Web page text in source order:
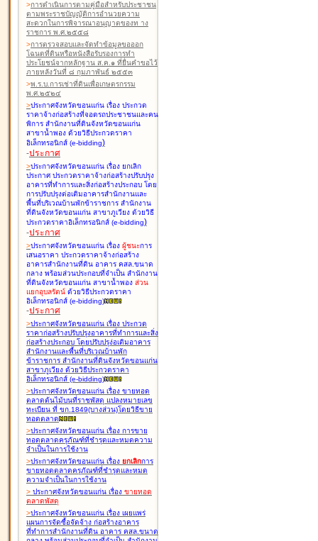
>การดำเนินการตามคู่มือสำหรับประชาชน
ตามพระราชบัญญัติการอำนวยความ
สะดวกในการพิจารณาอนุญาตของท าง
ราชการ พ.ศ.๒๕๕๘
>การตรวจสอบและจัดทำข้อมูลขอออก
โฉนดที่ดินหรือหนังสือรับรองการทำ
ประโยชน์จากหลักฐาน ส.ค.๑ ที่ยื่นคำขอไว้
ภายหลังวันที่ ๘ กุมภาพันธ์ ๒๕๕๓
>พ.ร.บ.การเช่าที่ดินเพื่อเกษตรกรรม
พ.ศ.๒๕๒๔
>ประกาศจังหวัดขอนแก่น เรื่อง ประกวด
ราคาจ้างก่อสร้างที่จอดรถประชาชนและคน
พิการ สำนักงานที่ดินจังหวัดขอนแก่น
สาขาน้ำพอง ด้วยวิธีประกวดราคา
อิเล็กทรอนิกส์ (e-bidding)
-ประกาศ
>ประกาศจังหวัดขอนแก่น เรื่อง ยกเลิก
ประกาศ ประกวดราคาจ้างก่อสร้างปรับปรุง
อาคารที่ทำการและสิ่งก่อสร้างประกอบ โดย
การปรับปรุงต่อเติมอาคารสำนักงานและ
พื้นที่บริเวณบ้านพักข้าราชการ สำนักงาน
ที่ดินจังหวัดขอนแก่น สาขาภูเวียง ด้วยวิธี
ประกวดราคาอิเล็กทรอนิกส์ (e-bidding)
-ประกาศ
>ประกาศจังหวัดขอนแก่น เรื่อง ผู้ชนะการ
เสนอราคา ประกวดราคาจ้างก่อสร้าง
อาคารสำนักงานที่ดิน อาคาร คสล.ขนาด
กลาง พร้อมส่วนประกอบที่จำเป็น สำนักงาน
ที่ดินจังหวัดขอนแก่น สาขาน้ำพอง ส่วน
แยกอุบลรัตน์ ด้วยวิธีประกวดราคา
อิเล็กทรอนิกส์ (e-bidding)
-ประกาศ
>ประกาศจังหวัดขอนแก่น เรื่อง ประกวด
ราคาก่อสร้างปรับปรุงอาคารที่ทำการและสิ่ง
ก่อสร้างประกอบ โดยปรับปรุง่อเติมอาคาร
สำนักงานและพื้นที่บริเวณบ้านพัก
ข้าราชการ สำนักงานที่ดินจังหวัดขอนแก่น
สาขาภูเวียง ด้วยวิธีประกวดราคา
อิเล็กทรอนิกส์ (e-bidding)
>ประกาศจังหวัดขอนแก่น เรื่อง ขายทอด
ตลาดต้นไม้บนที่ราชพัสดุ แปลงหมายเลข
ทะเบียน ที่ ขก.1849(บางส่วน)โดยวิธีขาย
ทอดตลาด
>ประกาศจังหวัดขอนแก่น เรื่อง การขาย
ทอดตลาดครุภัณฑ์ที่ชำรุดและหมดความ
จำเป็นในการใช้งาน
>ประกาศจังหวัดขอนแก่น เรื่อง ยกเลิกการ
ขายทอดตลาดครุภัณฑ์ที่ชำรุดและหมด
ความจำเป็นในการใช้งาน
> ประกาศจังหวัดขอนแก่น เรื่อง ขายทอด
ตลาดพัสดุ
>ประกาศจังหวัดขอนแก่น เรื่อง เผยแพร่
แผนการจัดซื้อจัดจ้าง ก่อสร้างอาคาร
ที่ทำการสำนักงานที่ดิน อาคาร คสล.ขนาด